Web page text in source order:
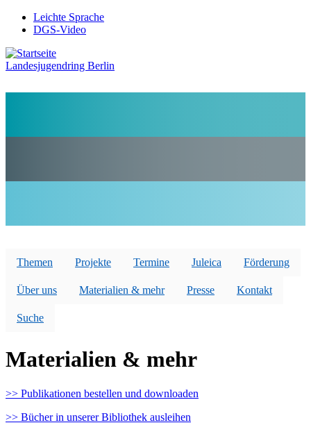
Direkt
zum
Preheader
Menü
Leichte Sprache
DGS-Video
Landesjugendring Berlin
Themen Projekte Termine Juleica Förderung
Über uns Materialien & mehr Presse Kontakt
Suche
Materialien & mehr
>> Publikationen bestellen und downloaden
>> Bücher in unserer Bibliothek ausleihen